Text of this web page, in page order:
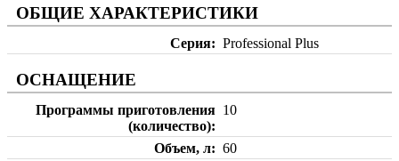
ОБЩИЕ ХАРАКТЕРИСТИКИ
Серия Professional Plus
ОСНАЩЕНИЕ
Программы приготовления
(количество)
10
Объем, л
60